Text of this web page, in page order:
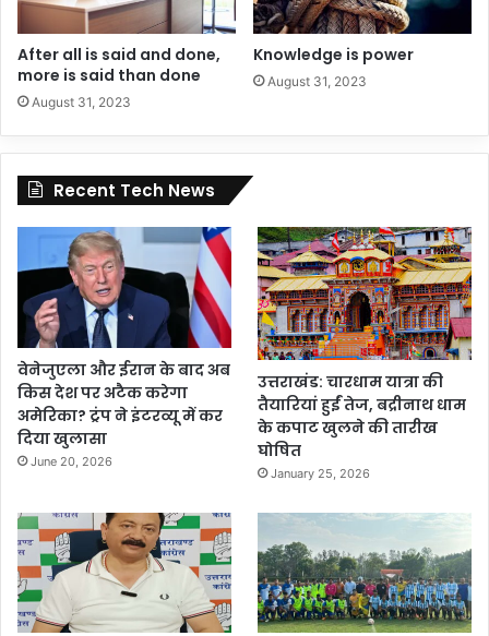
After all is said and done,
more is said than done
August 31, 2023
Knowledge is power
August 31, 2023
Recent Tech News
वेनेजुएला और ईरान के बाद अब
किस देश पर अटैक करेगा
अमेरिका? ट्रंप ने इंटरव्यू में कर
दिया खुलासा
June 20, 2026
उत्तराखंड: चारधाम यात्रा की
तैयारियां हुईं तेज, बद्रीनाथ धाम
के कपाट खुलने की तारीख
घोषित
January 25, 2026